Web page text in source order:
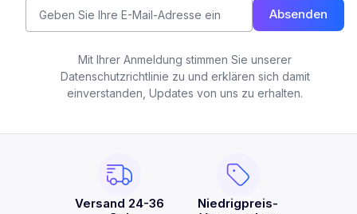
Absenden
Mit Ihrer Anmeldung stimmen Sie unserer
Datenschutzrichtlinie zu und erklären sich damit
einverstanden, Updates von uns zu erhalten.
Versand 24-36
Niedrigpreis-